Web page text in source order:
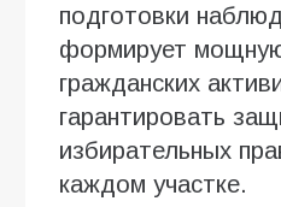
подготовки
формирует
гражданских
гарантировать
избирательных
каждом участке.